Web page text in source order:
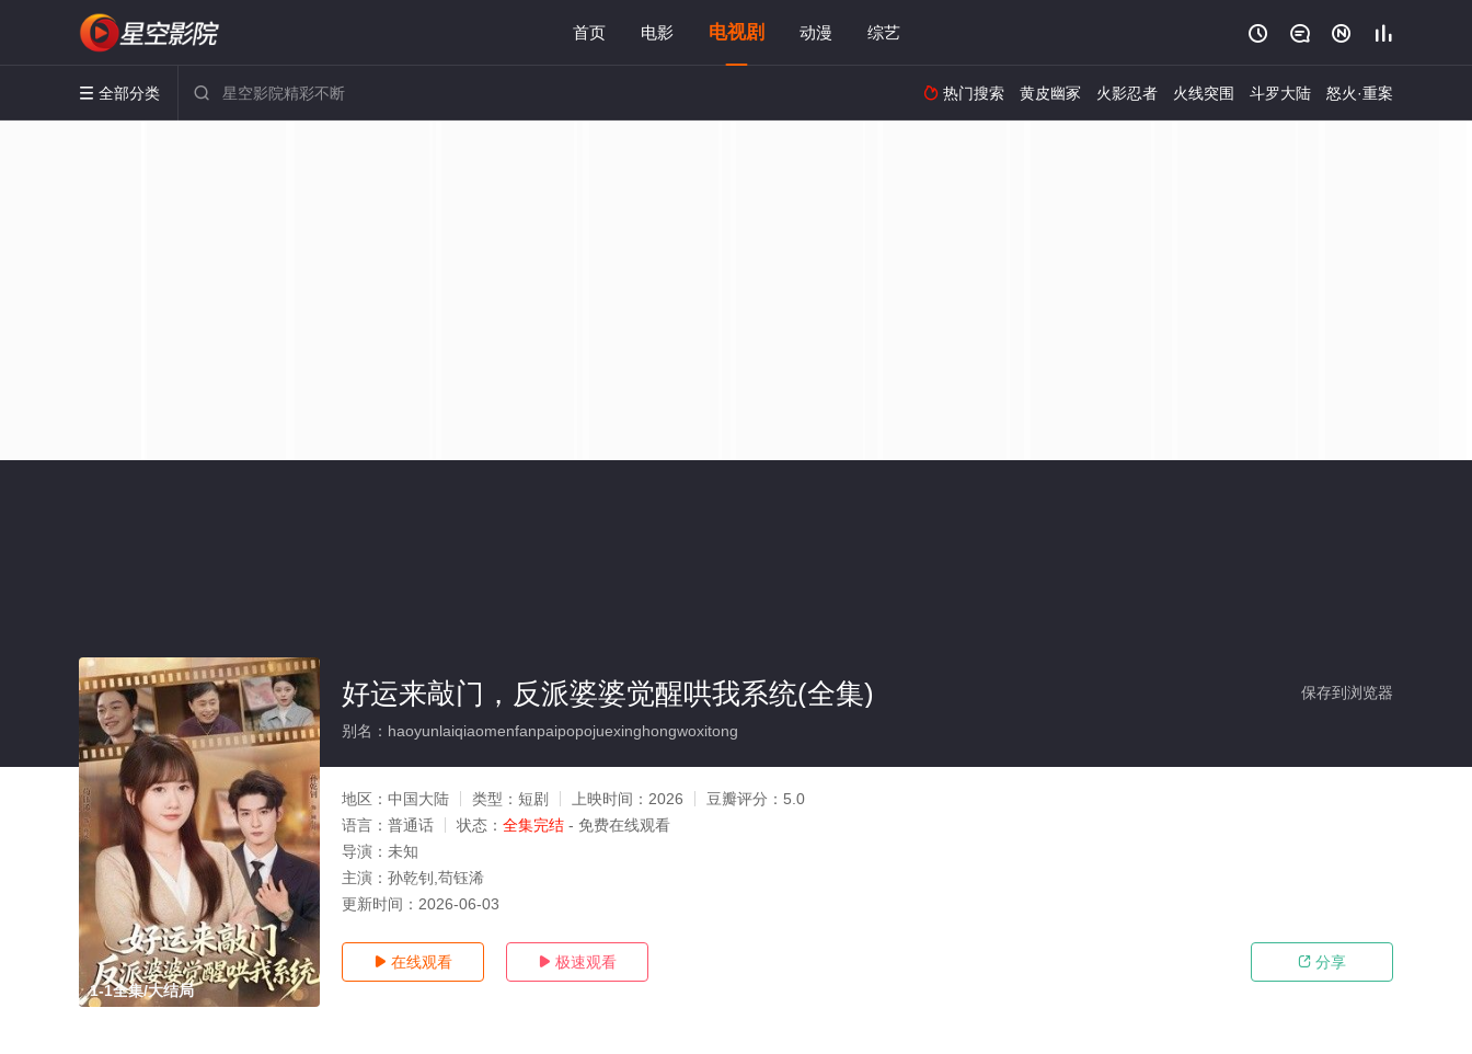
首页 电影 电视剧 动漫 综艺    
 全部分类   热门搜索 黄皮幽冢 火影忍者 火线突围 斗罗大陆 怒火·重案
1-1全集/大结局
保存到浏览器
好运来敲门，反派婆婆觉醒哄我系统(全集)
别名：haoyunlaiqiaomenfanpaipopojuexinghongwoxitong
地区： 中国大陆 类型： 短剧 上映时间： 2026 豆瓣评分： 5.0
语言： 普通话 状态： 全集完结 - 免费在线观看
导演： 未知
主演： 孙乾钊,苟钰浠
更新时间： 2026-06-03
 在线观看  极速观看  分享